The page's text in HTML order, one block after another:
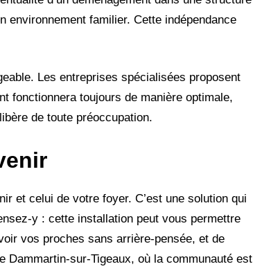
familier. Cette indépendance
Les entreprises spécialisées proposent
fonctionnera toujours de manière optimale,
de toute préoccupation.
et celui de votre foyer. C’est une solution qui
y : cette installation peut vous permettre
vos proches sans arrière-pensée, et de
sur-Tigeaux, où la communauté est